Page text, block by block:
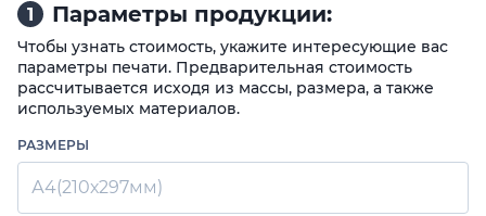
1 Параметры продукции:
Чтобы узнать стоимость, укажите интересующие вас
параметры печати. Предварительная стоимость
рассчитывается исходя из массы, размера, а также
используемых материалов.
РАЗМЕРЫ
А4(210х297мм)